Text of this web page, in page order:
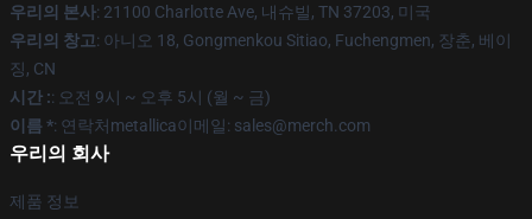
우리의 본사: 21100 Charlotte Ave, 내슈빌, TN 37203, 미국
우리의 창고: 아니오 18, Gongmenkou Sitiao, Fuchengmen, 장춘, 베이
징, CN
시간 :: 오전 9시 ~ 오후 5시 (월 ~ 금)
이름 *: 연락처metallica이메일: sales@merch.com
우리의 회사
제품 정보